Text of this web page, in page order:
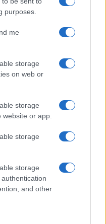
purposes.
me
storage
on web or
storage
or app.
storage
storage
and other
Facebook
Cookie Policy
Culture
Salute
Megachip
GiULia
Prima Pagina